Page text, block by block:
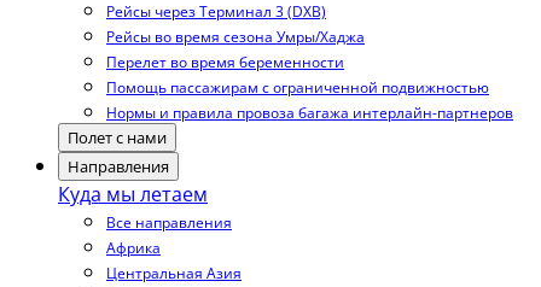
Рейсы через Терминал 3 (DXB)
Рейсы во время сезона Умры/Хаджа
Перелет во время беременности
Помощь пассажирам с ограниченной подвижностью
Нормы и правила провоза багажа интерлайн-партнеров
Полет с нами
Направления
Куда мы летаем
Все направления
Африка
Центральная Азия